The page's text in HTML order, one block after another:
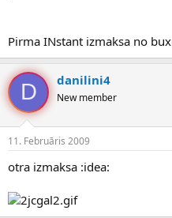
Pirma INstant izmaksa no
D danilini4
New member
11. Februāris 2009
otra izmaksa :idea: